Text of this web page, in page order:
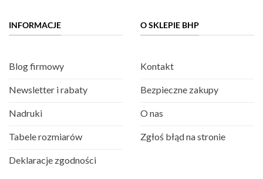
INFORMACJE
Blog firmowy
Newsletter i rabaty
Nadruki
Tabele rozmiarów
Deklaracje zgodności
O SKLEPIE BHP
Kontakt
Bezpieczne zakupy
O nas
Zgłoś błąd na stronie